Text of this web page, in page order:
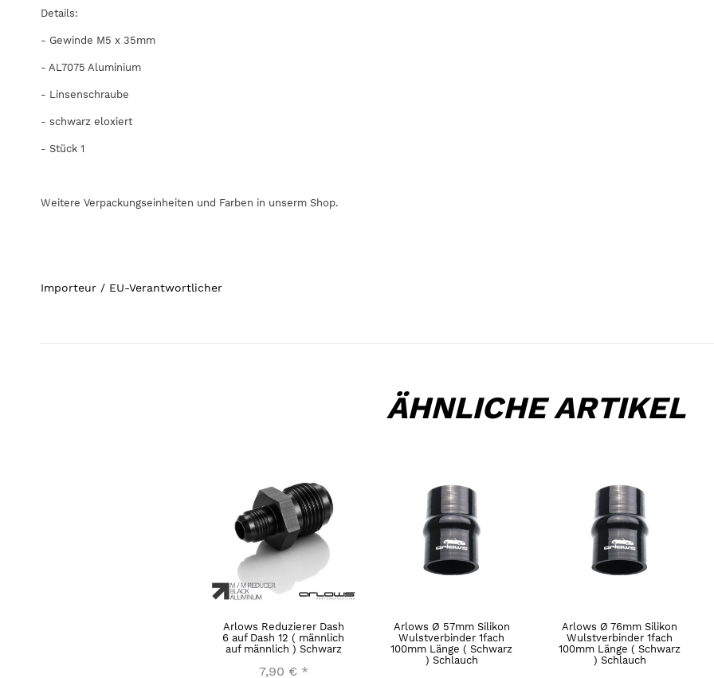
Details:
- Gewinde M5 x 35mm
- AL7075 Aluminium
- Linsenschraube
- schwarz eloxiert
- Stück 1
Weitere Verpackungseinheiten und Farben in unserm Shop.
Importeur / EU-Verantwortlicher
ÄHNLICHE ARTIKEL
Arlows Reduzierer Dash
6 auf Dash 12 ( männlich
auf männlich ) Schwarz
7,90 € *
Arlows Ø 57mm Silikon
Wulstverbinder 1fach
100mm Länge ( Schwarz
) Schlauch
Arlows Ø 76mm Silikon
Wulstverbinder 1fach
100mm Länge ( Schwarz
) Schlauch